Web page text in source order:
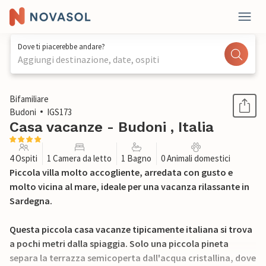
Dove ti piacerebbe andare?
Aggiungi destinazione, date, ospiti
1 / 16
Bifamiliare
Budoni
IGS173
Casa vacanze - Budoni , Italia
4 Ospiti 1 Camera da letto 1 Bagno 0 Animali domestici
Piccola villa molto accogliente, arredata con gusto e
molto vicina al mare, ideale per una vacanza rilassante in
Sardegna.
Questa piccola casa vacanze tipicamente italiana si trova
a pochi metri dalla spiaggia. Solo una piccola pineta
separa la terrazza semicoperta dall'acqua cristallina, dove